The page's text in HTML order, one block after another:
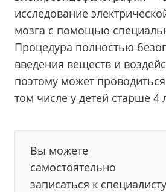
исследование
мозга с помощью
Процедура полностью
введения веществ и
поэтому может
том числе у детей старше 4
Вы можете
самостоятельно
записаться к специалисту